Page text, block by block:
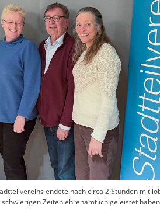
endete nach circa 2 Stunden mit
Zeiten ehrenamtlich geleistet